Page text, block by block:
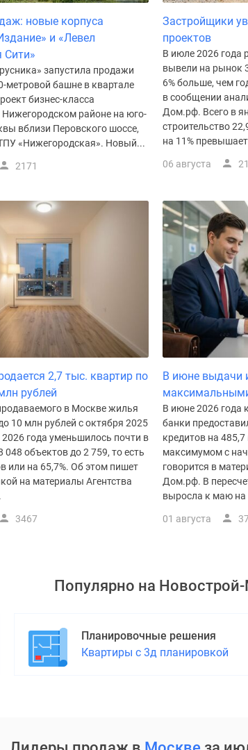
новые корпуса
и «Левел
Сити»
запустила продажи
метровой башне в квартале
бизнес-класса
Нижегородском районе на юго-
вблизи Перовского шоссе,
«Нижегородская». Новый...
2171
Застройщики
проектов
В июле 2026 года
вывели на рынок
6% больше, чем
в сообщении
Дом.рф. Всего в
строительство
на 11%
06 августа
2,7 тыс. квартир по
рублей
в Москве жилья
10 млн рублей с октября 2025
года уменьшилось почти в
048 объектов до 2 759, то есть
или на 65,7%. Об этом пишет
на материалы Агентства
3467
В июне выдачи
В июне 2026 года
банки
кредитов на
максимумом с
говорится в
Дом.рф. В
выросла к маю на
01 августа
Популярно на
Планировочные решения
Квартиры с 3д планировкой